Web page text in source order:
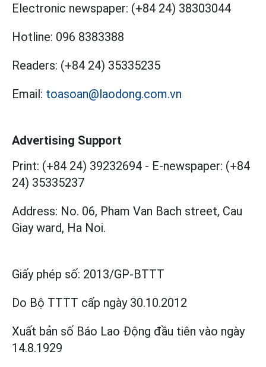
Electronic newspaper: (+84 24) 38303044
Hotline: 096 8383388
Readers: (+84 24) 35335235
Email: toasoan@laodong.com.vn
Advertising Support
Print: (+84 24) 39232694 - E-newspaper: (+84
24) 35335237
Address: No. 06, Pham Van Bach street, Cau
Giay ward, Ha Noi.
Giấy phép số: 2013/GP-BTTT
Do Bộ TTTT cấp ngày 30.10.2012
Xuất bản số Báo Lao Động đầu tiên vào ngày
14.8.1929